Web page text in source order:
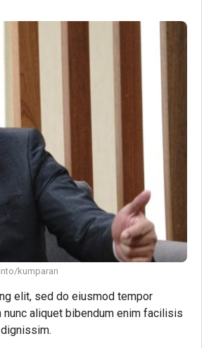
kumparan
elit, sed do eiusmod tempor
aliquet bibendum enim facilisis